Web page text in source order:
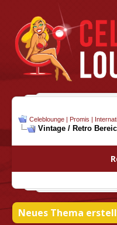
Celeblounge | Promis |
Vintage / Retro
Neues Thema